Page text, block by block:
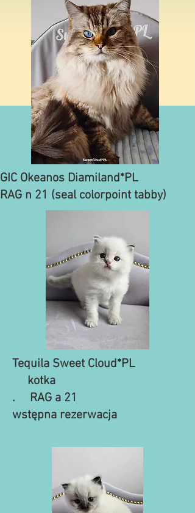
GIC Okeanos Diamiland*PL
RAG n 21 (seal colorpoint tabby)
Tequila Sweet Cloud*PL
kotka
. RAG a 21
wstępna rezerwacja